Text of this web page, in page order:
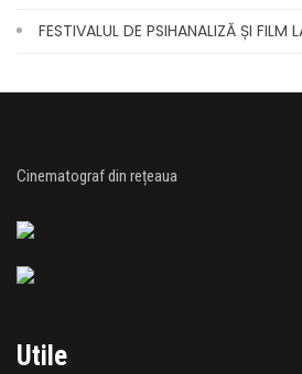
FESTIVALUL DE PSIHANALIZĂ ȘI FILM
Cinematograf din rețeaua
Utile